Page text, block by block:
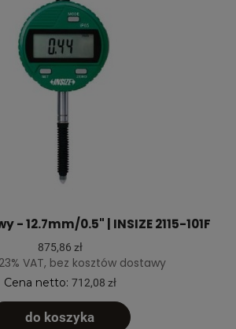
- 12.7mm/0.5" | INSIZE 2115-101F
875,86 zł
VAT, bez kosztów dostawy
Cena netto: 712,08 zł
do koszyka